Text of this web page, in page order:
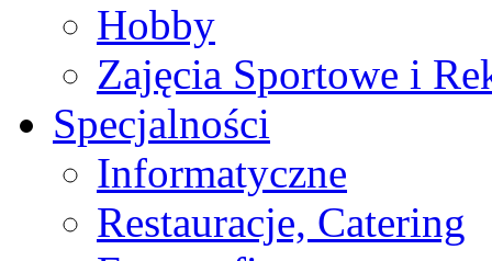
Hobby
Zajęcia Sportowe i
Specjalności
Informatyczne
Restauracje, Catering